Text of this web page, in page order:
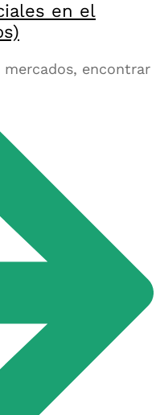
en el
mercados, encontrar